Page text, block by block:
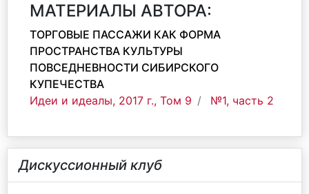
МАТЕРИАЛЫ АВТОРА:
ТОРГОВЫЕ ПАССАЖИ КАК ФОРМА
ПРОСТРАНСТВА КУЛЬТУРЫ
ПОВСЕДНЕВНОСТИ СИБИРСКОГО
КУПЕЧЕСТВА
Идеи и идеалы, 2017 г., Том 9
№1, часть 2
Дискуссионный клуб